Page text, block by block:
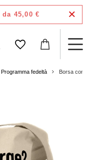
da 45,00 €
Programma fedeltà Borsa con